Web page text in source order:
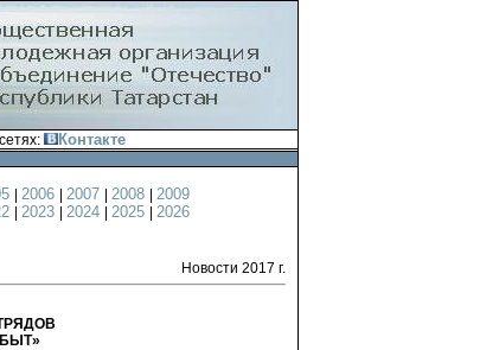
Контакте
2006 2007 2008
2009
2023 2024 2025 2026
Новости 2017 г.